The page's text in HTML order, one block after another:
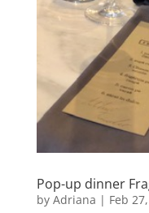
Pop-up dinner
by Adriana | Feb